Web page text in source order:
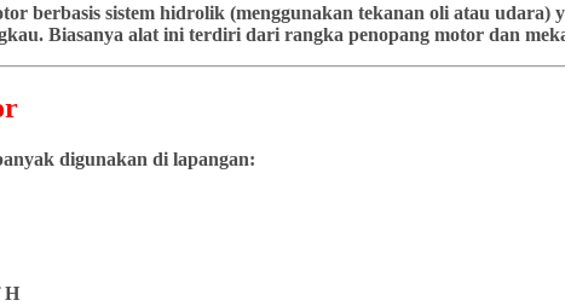
berbasis sistem hidrolik (menggunakan tekanan oli atau
Biasanya alat ini terdiri dari rangka penopang motor dan
digunakan di lapangan:
H